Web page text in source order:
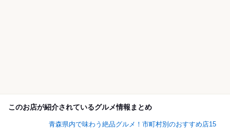
このお店が紹介されているグルメ情報まとめ
青森県内で味わう絶品グルメ！市町村別のおすすめ店15